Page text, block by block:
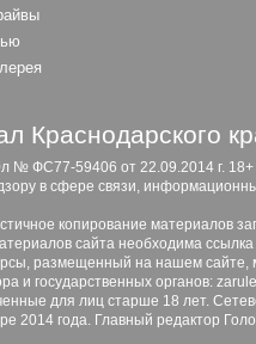
Краснодарского
№ ФС77-59406 от 22.09.2014 г. 18+
в сфере связи,
копирование материалов
сайта необходима ссылка
размещенный на нашем сайте,
и государственных органов:
для лиц старше 18 лет.
2014 года. Главный редактор